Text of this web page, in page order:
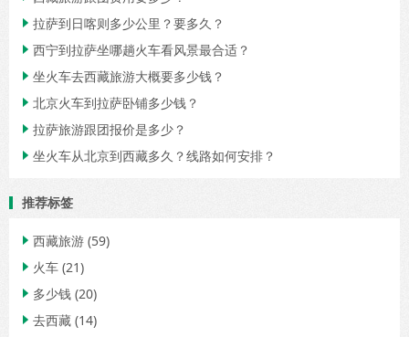
 拉萨到日喀则多少公里？要多久？
 西宁到拉萨坐哪趟火车看风景最合适？
 坐火车去西藏旅游大概要多少钱？
 北京火车到拉萨卧铺多少钱？
 拉萨旅游跟团报价是多少？
 坐火车从北京到西藏多久？线路如何安排？
推荐标签
 西藏旅游 (59)
 火车 (21)
 多少钱 (20)
 去西藏 (14)